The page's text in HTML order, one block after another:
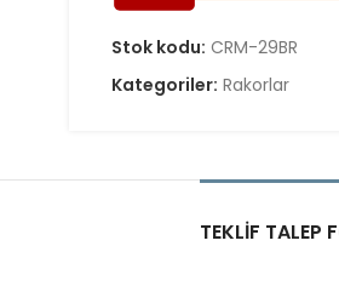
Stok kodu: CRM-29BR
Kategoriler: Rakorlar
TEKLIF TALEP